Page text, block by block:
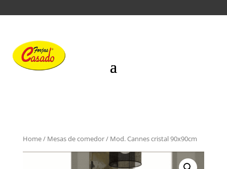
Home/ Mesas de comedor/ Mod. Cannes cristal 90x90cm